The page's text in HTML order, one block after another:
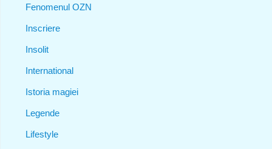
Fenomenul OZN
Inscriere
Insolit
International
Istoria magiei
Legende
Lifestyle